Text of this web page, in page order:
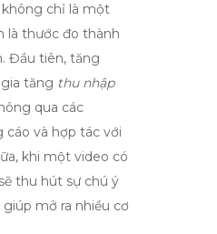
không chỉ là một
là thước đo thành
Đầu tiên, tăng
tăng thu nhập
qua các
và hợp tác với
khi một video có
thu hút sự chú ý
mở ra nhiều cơ